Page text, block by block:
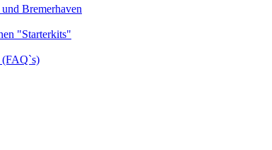
Bremerhaven
"Starterkits"
(FAQ`s)